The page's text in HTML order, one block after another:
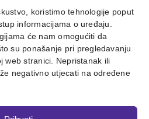
koristimo tehnologije poput
informacijama o uređaju.
će nam omogućiti da
su ponašanje pri pregledavanju
web stranici. Nepristanak ili
negativno utjecati na određene